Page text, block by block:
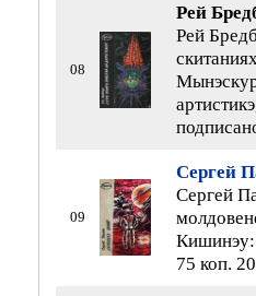
08
Рей
Рей
09
Сергей
Сергей
Кишинэу:
75 коп.